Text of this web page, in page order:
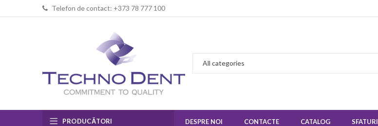
Telefon de contact: +373 78 777 100
PRODUCĂTORI DESPRE NOI CONTACTE CATALOG